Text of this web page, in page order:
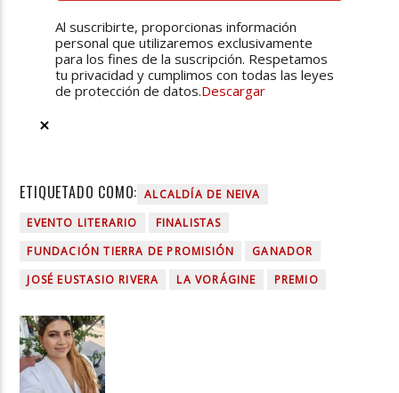
Al suscribirte, proporcionas información
personal que utilizaremos exclusivamente
para los fines de la suscripción. Respetamos
tu privacidad y cumplimos con todas las leyes
de protección de datos.Descargar
ETIQUETADO COMO: ALCALDÍA DE NEIVA
EVENTO LITERARIO
FINALISTAS
FUNDACIÓN TIERRA DE PROMISIÓN
GANADOR
JOSÉ EUSTASIO RIVERA
LA VORÁGINE PREMIO